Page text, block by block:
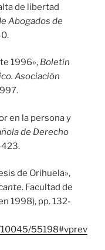
de libertad
Abogados de
1996», Boletín
Asociación
en la persona y
de Derecho
423.
de Orihuela»,
. Facultad de
1998), pp. 132-
55198#vprev